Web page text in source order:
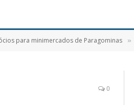
para minimercados de Paragominas »
0